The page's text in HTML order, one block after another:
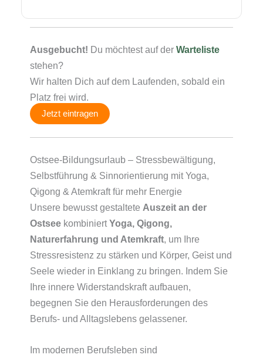
Ausgebucht! Du möchtest auf der Warteliste
stehen?
Wir halten Dich auf dem Laufenden, sobald ein
Platz frei wird.
Jetzt eintragen
Ostsee-Bildungsurlaub – Stressbewältigung,
Selbstführung & Sinnorientierung mit Yoga,
Qigong & Atemkraft für mehr Energie
Unsere bewusst gestaltete Auszeit an der
Ostsee kombiniertYoga, Qigong,
Naturerfahrung und Atemkraft, um Ihre
Stressresistenz zu stärken und Körper, Geist und
Seele wieder in Einklang zu bringen. Indem Sie
Ihre innere Widerstandskraft aufbauen,
begegnen Sie den Herausforderungen des
Berufs- und Alltagslebens gelassener.
Im modernen Berufsleben sind